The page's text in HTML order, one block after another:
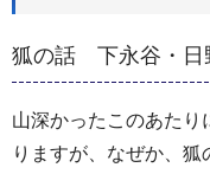
狐の話 下永谷・日
山深かったこのあたり
りますが、なぜか、狐